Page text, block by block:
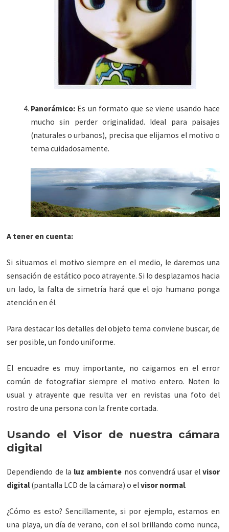
Panorámico:Es un formato que se viene usando hace
mucho sin perder originalidad. Ideal para paisajes
(naturales o urbanos), precisa que elijamos el motivo o
tema cuidadosamente.
A tener en cuenta:
Si situamos el motivo siempre en el medio, le daremos una
sensación de estático poco atrayente. Si lo desplazamos hacia
un lado, la falta de simetría hará que el ojo humano ponga
atención en él.
Para destacar los detalles del objeto tema conviene buscar, de
ser posible, un fondo uniforme.
El encuadre es muy importante, no caigamos en el error
común de fotografiar siempre el motivo entero. Noten lo
usual y atrayente que resulta ver en revistas una foto del
rostro de una persona con la frente cortada.
Usando el Visor de nuestra cámara
digital
Dependiendo de la luz ambiente nos convendrá usar elvisor
digital(pantalla LCD de la cámara) o elvisor normal.
¿Cómo es esto? Sencillamente, si por ejemplo, estamos en
una playa, un día de verano, con el sol brillando como nunca,